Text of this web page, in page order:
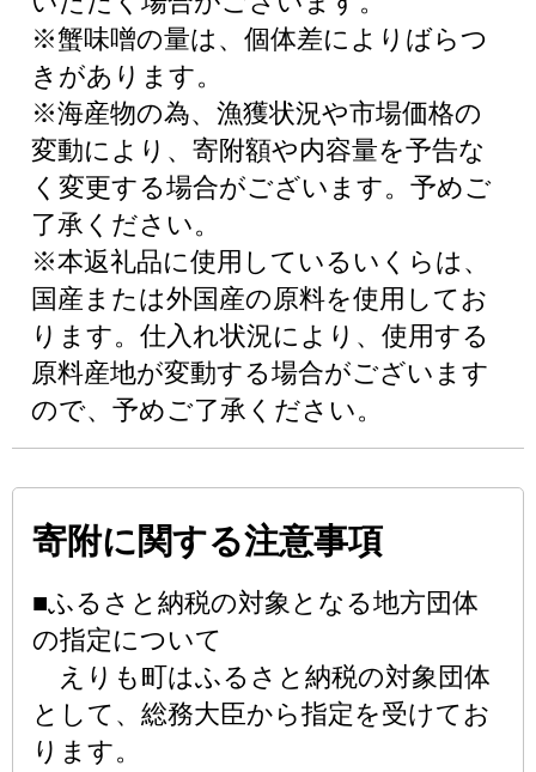
※蟹味噌の量は、個体差によりばらつ
きがあります。
※海産物の為、漁獲状況や市場価格の
変動により、寄附額や内容量を予告な
く変更する場合がございます。予めご
了承ください。
※本返礼品に使用しているいくらは、
国産または外国産の原料を使用してお
ります。仕入れ状況により、使用する
原料産地が変動する場合がございます
ので、予めご了承ください。
寄附に関する注意事項
■ふるさと納税の対象となる地方団体
の指定について
えりも町はふるさと納税の対象団体
として、総務大臣から指定を受けてお
ります。